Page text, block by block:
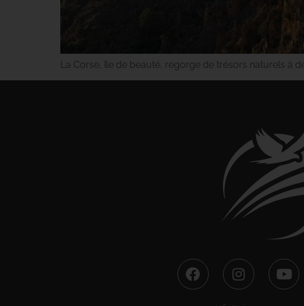
La Corse, île de beauté, regorge de trésors naturels à